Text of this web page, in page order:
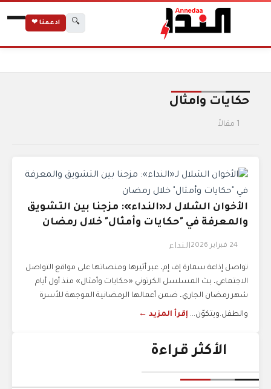
🔍 ادعمنا ❤
حكايات وامثال
1 مقالاً
الأخوان الشلال لـ«النداء»: مزجنا بين التشويق
والمعرفة في "حكايات وأمثال" خلال رمضان
24 فبراير 2026 النداء
تواصل إذاعة سمارة إف إم، عبر أثيرها ومنصاتها على مواقع التواصل
الاجتماعي، بث المسلسل الكرتوني «حكايات وأمثال» منذ أول أيام
شهر رمضان الجاري، ضمن أعمالها الرمضانية الموجهة للأسرة
والطفل.ويتكوّن... إقرأ المزيد ←
الأكثر قراءة